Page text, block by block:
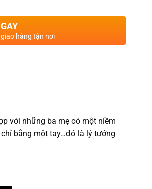
hàng tận nơi
với những ba mẹ có một niềm
bằng một tay…đó là lý tưởng